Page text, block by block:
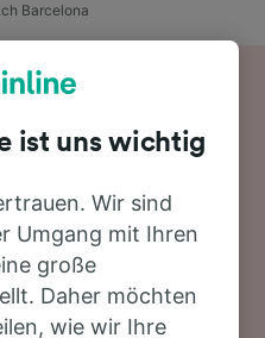
Barcelona
in 39 Minuten
nach Barcelona
genau richtig.
Fahrt von Girona nach
39 Minuten. In der
ist uns wichtig
Wir sind
Umgang mit Ihren
große
Daher möchten
wie wir Ihre